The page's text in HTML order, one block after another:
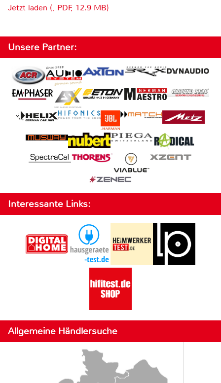
Jetzt laden (, PDF, 12.9 MB)
Unsere Partner:
Interessante Links:
Allgemeine Händlersuche